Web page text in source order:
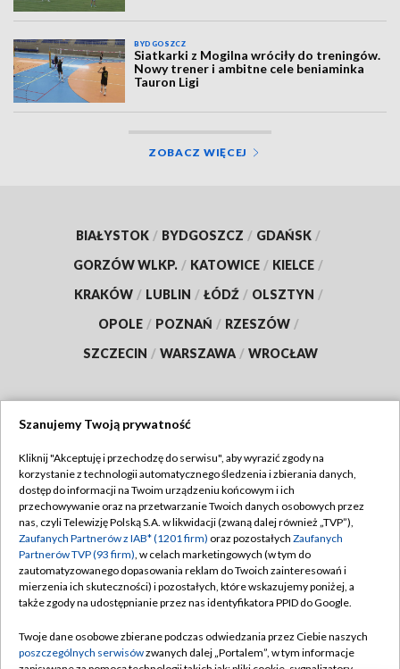
BYDGOSZCZ
Siatkarki z Mogilna wróciły do treningów.
Nowy trener i ambitne cele beniaminka
Tauron Ligi
ZOBACZ WIĘCEJ
BIAŁYSTOK / BYDGOSZCZ / GDAŃSK /
GORZÓW WLKP. / KATOWICE / KIELCE /
KRAKÓW / LUBLIN / ŁÓDŹ / OLSZTYN /
OPOLE / POZNAŃ / RZESZÓW /
SZCZECIN / WARSZAWA / WROCŁAW
TVP
Abonament TVP
Emisja w TVP
Centrum informacji TVP
Naziemna Telewizja Cyfrowa
Rada Programowa
Regulamin TVP
Polityka prywatności
Moje zgody
Pomoc
Kontakt
Szanujemy Twoją prywatność
Kliknij "Akceptuję i przechodzę do serwisu", aby wyrazić zgody na
korzystanie z technologii automatycznego śledzenia i zbierania danych,
dostęp do informacji na Twoim urządzeniu końcowym i ich
przechowywanie oraz na przetwarzanie Twoich danych osobowych przez
nas, czyli Telewizję Polską S.A. w likwidacji (zwaną dalej również „TVP”),
Zaufanych Partnerów z IAB* (1201 firm) oraz pozostałych Zaufanych
Partnerów TVP (93 firm), w celach marketingowych (w tym do
zautomatyzowanego dopasowania reklam do Twoich zainteresowań i
mierzenia ich skuteczności) i pozostałych, które wskazujemy poniżej, a
także zgody na udostępnianie przez nas identyfikatora PPID do Google.
Twoje dane osobowe zbierane podczas odwiedzania przez Ciebie naszych
poszczególnych serwisówzwanych dalej „Portalem”, w tym informacje